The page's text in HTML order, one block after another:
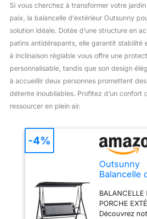
Si vous cherchez à transformer votre
paix, la balancelle d’extérieur Outsunny
solution idéale. Dotée d’une structure en
patins antidérapants, elle garantit stabilité
à inclinaison réglable vous offre une
personnalisable, tandis que son design
à accueillir deux personnes promettent
détente inoubliables. Profitez d’un confort
ressourcer en plein air.
Outsunny
Balancelle
172 x 110 x
Noir
BALANCELLE
PORCHE
Découvrez
-4%